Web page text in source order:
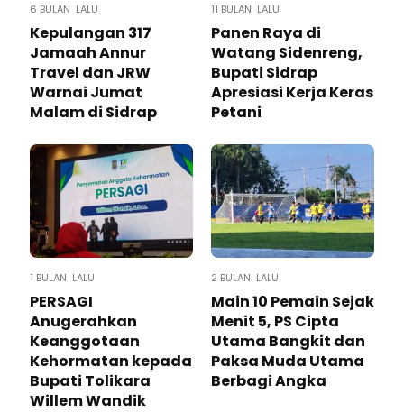
6 BULAN LALU
Kepulangan 317
Jamaah Annur
Travel dan JRW
Warnai Jumat
Malam di Sidrap
11 BULAN LALU
Panen Raya di
Watang Sidenreng,
Bupati Sidrap
Apresiasi Kerja Keras
Petani
1 BULAN LALU
PERSAGI
Anugerahkan
Keanggotaan
Kehormatan kepada
Bupati Tolikara
Willem Wandik
2 BULAN LALU
Main 10 Pemain Sejak
Menit 5, PS Cipta
Utama Bangkit dan
Paksa Muda Utama
Berbagi Angka